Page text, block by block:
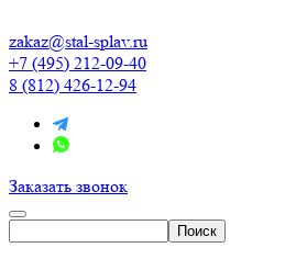
zakaz@stal-splav.ru
+7 (495) 212-09-40
8 (812) 426-12-94
Заказать звонок